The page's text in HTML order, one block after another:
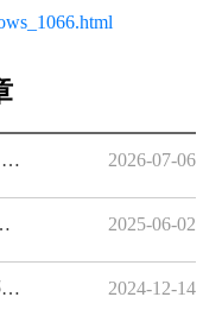
免费姓名测试哪家好？极速测网，一键解锁姓名隐藏寓意 2026-07-06
更愿意拨打400电话 2025-06-02
利用构站网在线免费申请网站并绑定域名 2024-12-14